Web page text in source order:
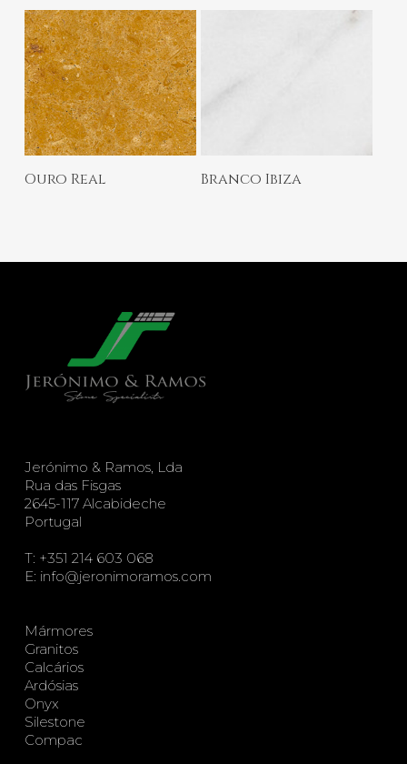
Ler Mais
Ouro Real Ler Mais
Branco Ibiza
Jerónimo & Ramos, Lda
Rua das Fisgas
2645-117 Alcabideche
Portugal
T: +351 214 603 068
E: info@jeronimoramos.com
Mármores
Granitos
Calcários
Ardósias
Onyx
Silestone
Compac